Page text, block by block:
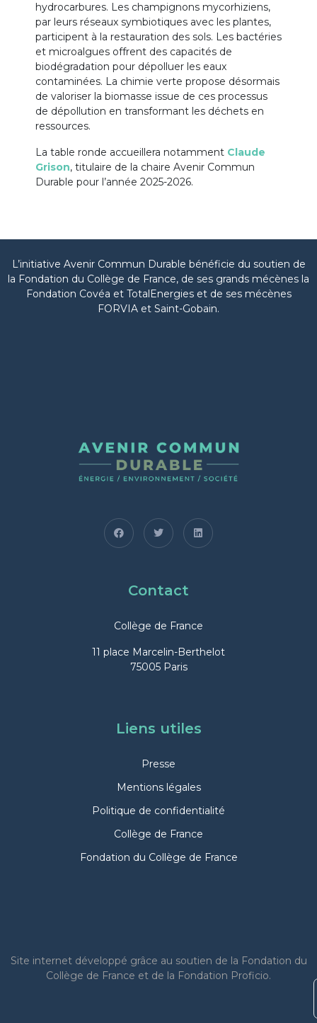
hydrocarbures. Les champignons mycorhiziens,
par leurs réseaux symbiotiques avec les plantes,
participent à la restauration des sols. Les bactéries
et microalgues offrent des capacités de
biodégradation pour dépolluer les eaux
contaminées. La chimie verte propose désormais
de valoriser la biomasse issue de ces processus
de dépollution en transformant les déchets en
ressources.
La table ronde accueillera notamment Claude
Grison, titulaire de la chaire Avenir Commun
Durable pour l’année 2025-2026.
L’initiative Avenir Commun Durable bénéficie du soutien de
la Fondation du Collège de France, de ses grands mécènes la
Fondation Covéa et TotalEnergies et de ses mécènes
FORVIA et Saint-Gobain.
Contact
Collège de France
11 place Marcelin-Berthelot
75005 Paris
Liens utiles
Presse
Mentions légales
Politique de confidentialité
Collège de France
Fondation du Collège de France
Site internetdéveloppé grâce au soutien de la Fondation du
Collège de France et de la Fondation Proficio.